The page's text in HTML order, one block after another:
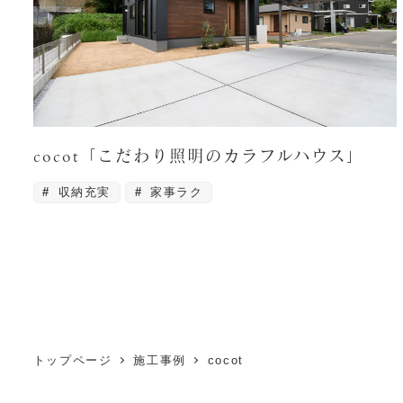
cocot「こだわり照明のカラフルハウス」
収納充実 家事ラク
トップページ 施工事例 cocot